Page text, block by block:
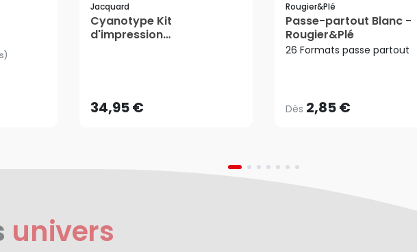
Jacquard
Cyanotype Kit
d'impression
34,95 €AJOUTER AU PANIER
Rougier&plé
Passe-partout Blanc -
Rougier&Plé
26 Formats passe partout
Dès 2,85 €
2,85 €
univers